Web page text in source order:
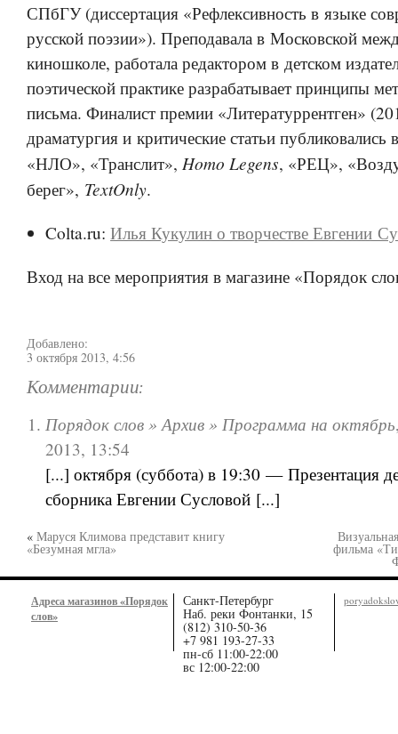
СПбГУ (диссертация «Рефлексивность в языке
русской поэзии»). Преподавала в Московской
киношколе, работала редактором в детском
поэтической практике разрабатывает принципы
письма. Финалист премии «Литературрентген»
драматургия и критические статьи публиковались
«НЛО», «Транслит», Homo Legens, «РЕЦ»,
берег», TextOnly.
Colta.ru:Илья Кукулин о творчестве Евгении
Вход на все мероприятия в магазине «Порядок
Добавлено:
3 октября 2013, 4:56
Комментарии:
Порядок слов » Архив » Программа на октябрь
2013, 13:54
[...] октября (суббота) в 19:30 — Презентация
сборника Евгении Сусловой [...]
« Маруся Климова представит книгу
«Безумная мгла» фильма
Адреса магазинов «Порядок
слов»
Санкт-Петербург
Наб. реки Фонтанки, 15
(812) 310-50-36
+7 981 193-27-33
пн-сб 11:00-22:00
вс 12:00-22:00